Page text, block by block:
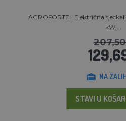
AGROFORTEL Električna
kW,...
NA
STAVI U